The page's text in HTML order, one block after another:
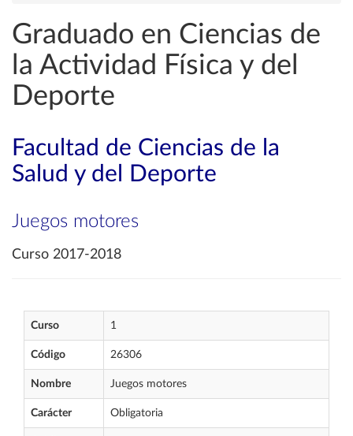
Graduado en Ciencias de
la Actividad Física y del
Deporte
Facultad de Ciencias de la
Salud y del Deporte
Juegos motores
Curso 2017-2018
Curso 1
Código 26306
Nombre Juegos motores
Carácter Obligatoria